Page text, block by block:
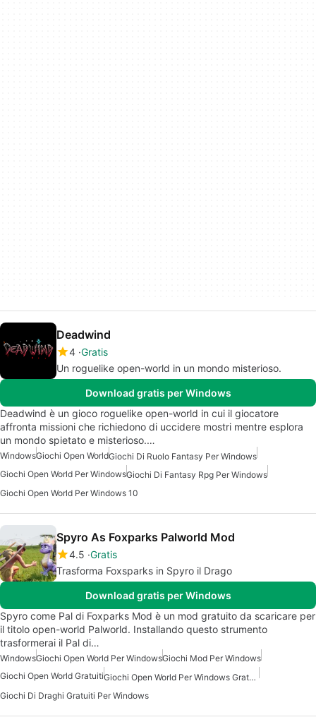
Deadwind
4 Gratis
Un roguelike open-world in un mondo misterioso.
Download gratis per Windows
Deadwind è un gioco roguelike open-world in cui il giocatore
affronta missioni che richiedono di uccidere mostri mentre esplora
un mondo spietato e misterioso.…
WindowsGiochi Open WorldGiochi Di Ruolo Fantasy Per Windows
Giochi Open World Per WindowsGiochi Di Fantasy Rpg Per Windows
Giochi Open World Per Windows 10
Spyro As Foxparks Palworld Mod
4.5 Gratis
Trasforma Foxsparks in Spyro il Drago
Download gratis per Windows
Spyro come Pal di Foxparks Mod è un mod gratuito da scaricare per
il titolo open-world Palworld. Installando questo strumento
trasformerai il Pal di…
WindowsGiochi Open World Per WindowsGiochi Mod Per Windows
Giochi Open World Gratuiti
Giochi Open World Per Windows Gratuiti
Giochi Di Draghi Gratuiti Per Windows